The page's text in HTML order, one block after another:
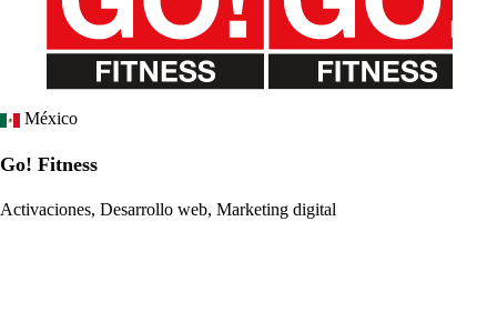
México
Go! Fitness
Activaciones, Desarrollo web, Marketing digital